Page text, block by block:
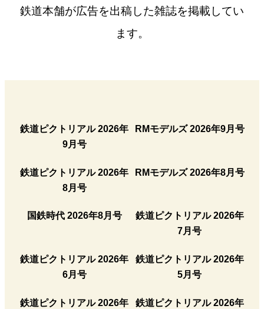
鉄道本舗が広告を出稿した雑誌を掲載してい
ます。
鉄道ピクトリアル 2026年
9月号
RMモデルズ 2026年9月号
鉄道ピクトリアル 2026年
8月号
RMモデルズ 2026年8月号
国鉄時代 2026年8月号
鉄道ピクトリアル 2026年
7月号
鉄道ピクトリアル 2026年
6月号
鉄道ピクトリアル 2026年
5月号
鉄道ピクトリアル 2026年
鉄道ピクトリアル 2026年